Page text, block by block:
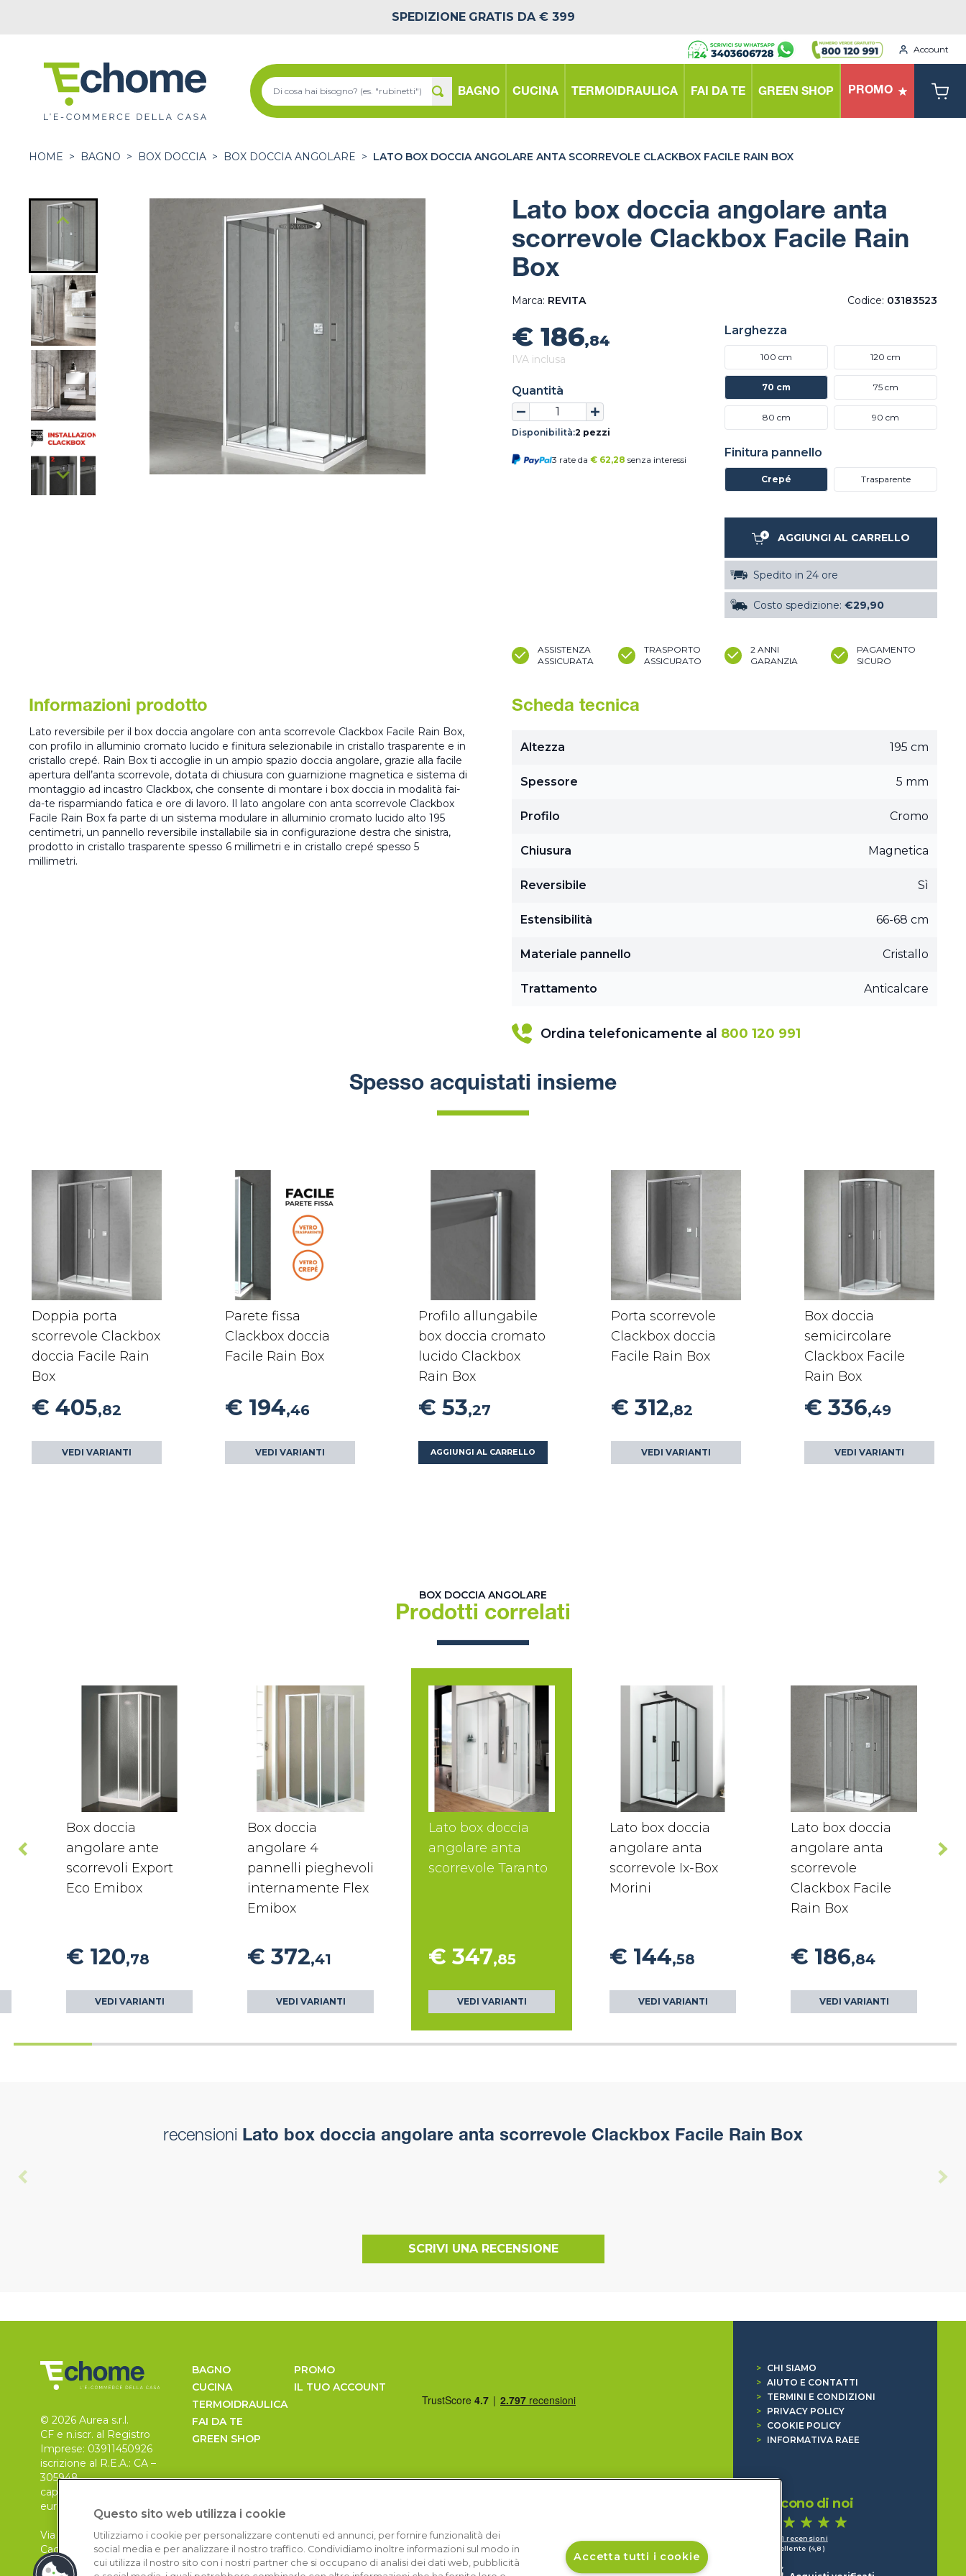
SPEDIZIONE GRATIS DA € 399
Account
BAGNO CUCINA TERMOIDRAULICA FAI DA TE GREEN SHOP PROMO
HOME > BAGNO > BOX DOCCIA > BOX DOCCIA ANGOLARE > LATO BOX DOCCIA ANGOLARE ANTA SCORREVOLE CLACKBOX FACILE RAIN BOX
Lato box doccia angolare anta
scorrevole Clackbox Facile Rain
Box
Marca: REVITA Codice: 03183523
€ 186,84
IVA inclusa
Quantità
Disponibilità:2 pezzi
3 rate da € 62,28 senza interessi
Larghezza
100 cm 120 cm
70 cm 75 cm
80 cm 90 cm
Finitura pannello
Crepé Trasparente
AGGIUNGI AL CARRELLO
Spedito in 24 ore
Costo spedizione: €29,90
ASSISTENZA
ASSICURATA
TRASPORTO
ASSICURATO
2 ANNI
GARANZIA
PAGAMENTO
SICURO
Informazioni prodotto
Lato reversibile per il box doccia angolare con anta scorrevole Clackbox Facile Rain Box,
con profilo in alluminio cromato lucido e finitura selezionabile in cristallo trasparente e in
cristallo crepé. Rain Box ti accoglie in un ampio spazio doccia angolare, grazie alla facile
apertura dell’anta scorrevole, dotata di chiusura con guarnizione magnetica e sistema di
montaggio ad incastro Clackbox, che consente di montare i box doccia in modalità fai-
da-te risparmiando fatica e ore di lavoro. Il lato angolare con anta scorrevole Clackbox
Facile Rain Box fa parte di un sistema modulare in alluminio cromato lucido alto 195
centimetri, un pannello reversibile installabile sia in configurazione destra che sinistra,
prodotto in cristallo trasparente spesso 6 millimetri e in cristallo crepé spesso 5
millimetri.
Scheda tecnica
Altezza 195 cm
Spessore 5 mm
Profilo Cromo
Chiusura Magnetica
Reversibile Sì
Estensibilità 66-68 cm
Materiale pannello Cristallo
Trattamento Anticalcare
Ordina telefonicamente al 800 120 991
Spesso acquistati insieme
Doppia porta
scorrevole Clackbox
doccia Facile Rain
Box
€ 405,82
VEDI VARIANTI
Parete fissa
Clackbox doccia
Facile Rain Box
€ 194,46
VEDI VARIANTI
Profilo allungabile
box doccia cromato
lucido Clackbox
Rain Box
€ 53,27
AGGIUNGI AL CARRELLO
Porta scorrevole
Clackbox doccia
Facile Rain Box
€ 312,82
VEDI VARIANTI
Box doccia
semicircolare
Clackbox Facile
Rain Box
€ 336,49
VEDI VARIANTI
BOX DOCCIA ANGOLARE
Prodotti correlati
Box doccia
angolare ante
scorrevoli Export
Eco Emibox
€ 120,78
VEDI VARIANTI
Box doccia
angolare 4
pannelli pieghevoli
internamente Flex
Emibox
€ 372,41
VEDI VARIANTI
Lato box doccia
angolare anta
scorrevole Taranto
€ 347,85
VEDI VARIANTI
Lato box doccia
angolare anta
scorrevole Ix-Box
Morini
€ 144,58
VEDI VARIANTI
Lato box doccia
angolare anta
scorrevole
Clackbox Facile
Rain Box
€ 186,84
VEDI VARIANTI
recensioni Lato box doccia angolare anta scorrevole Clackbox Facile Rain Box
SCRIVI UNA RECENSIONE
© 2026 Aurea s.r.l.
CF e n.iscr. al Registro
Imprese: 03911450926
iscrizione al R.E.A.: CA –
305948
capitale sociale 30.000
euro, i.v.
Via Pietro Leo n. 6
Cagliari
09129
BAGNO
CUCINA
TERMOIDRAULICA
FAI DA TE
GREEN SHOP
PROMO
IL TUO ACCOUNT
>
CHI SIAMO
> AIUTO E CONTATTI
>
TERMINI E CONDIZIONI
>
PRIVACY POLICY
>
COOKIE POLICY
>
INFORMATIVA RAEE
Dicono di noi
1.641 recensioni
Eccellente (4,8)
Questo sito web utilizza i cookie
Utilizziamo i cookie per personalizzare contenuti ed annunci, per fornire funzionalità dei
social media e per analizzare il nostro traffico. Condividiamo inoltre informazioni sul modo in
cui utilizza il nostro sito con i nostri partner che si occupano di analisi dei dati web, pubblicità
Accetta tutti i cookie